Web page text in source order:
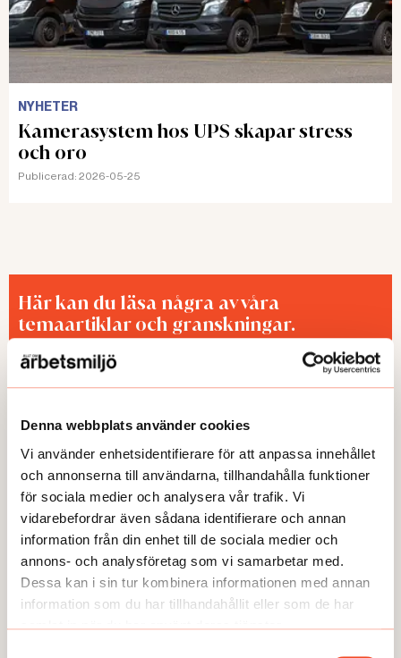
Denna webbplats använder cookies
Vi använder enhetsidentifierare för att anpassa innehållet
och annonserna till användarna, tillhandahålla funktioner
för sociala medier och analysera vår trafik. Vi
vidarebefordrar även sådana identifierare och annan
information från din enhet till de sociala medier och
annons- och analysföretag som vi samarbetar med.
Dessa kan i sin tur kombinera informationen med annan
information som du har tillhandahållit eller som de har
samlat in när du har använt deras tjänster.
NYHETER
Kamerasystem hos UPS skapar stress
och oro
Publicerad: 2026-05-25
Här kan du läsa några av våra
temaartiklar och granskningar.
Utmattningssyndrom –
F43.8A – försvinner
TEMA Konstant